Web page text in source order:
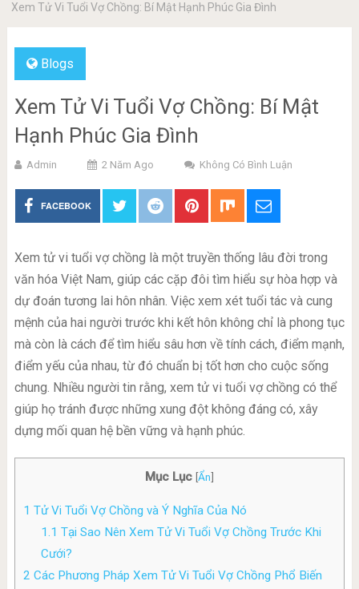
Xem Tử Vi Tuổi Vợ Chồng: Bí Mật Hạnh Phúc Gia Đình
Blogs
Xem Tử Vi Tuổi Vợ Chồng: Bí Mật
Hạnh Phúc Gia Đình
Admin 2 Năm Ago Không Có Bình Luận
FACEBOOK
Xem tử vi tuổi vợ chồng là một truyền thống lâu đời trong
văn hóa Việt Nam, giúp các cặp đôi tìm hiểu sự hòa hợp và
dự đoán tương lai hôn nhân. Việc xem xét tuổi tác và cung
mệnh của hai người trước khi kết hôn không chỉ là phong tục
mà còn là cách để tìm hiểu sâu hơn về tính cách, điểm mạnh,
điểm yếu của nhau, từ đó chuẩn bị tốt hơn cho cuộc sống
chung. Nhiều người tin rằng, xem tử vi tuổi vợ chồng có thể
giúp họ tránh được những xung đột không đáng có, xây
dựng mối quan hệ bền vững và hạnh phúc.
Mục Lục [Ẩn]
1 Tử Vi Tuổi Vợ Chồng và Ý Nghĩa Của Nó
1.1 Tại Sao Nên Xem Tử Vi Tuổi Vợ Chồng Trước Khi
Cưới?
2 Các Phương Pháp Xem Tử Vi Tuổi Vợ Chồng Phổ Biến